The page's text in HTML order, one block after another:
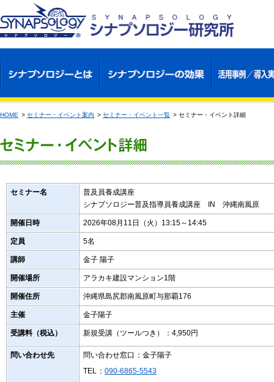
HOME > セミナー・イベント案内 > セミナー・イベント一覧 > セミナー・イベント詳細
セミナー名
普及員養成講座
シナプソロジー普及指導員養成講座 IN 沖縄南風原
開催日時 2026年08月11日（火）13:15～14:45
定員 5名
講師 金子 陽子
開催場所 アラカキ建設マンション1階
開催住所 沖縄県島尻郡南風原町与那覇176
主催 金子陽子
受講料（税込） 新規受講（ツールつき） ：4,950円
問い合わせ先 問い合わせ窓口 ：金子陽子
TEL ： 090-6865-5543